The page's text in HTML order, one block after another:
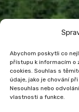
Abychom poskytli co
přístupu k informacím o
cookies. Souhlas s
údaje, jako je chování
Nesouhlas nebo
vlastnosti a funkce.
Městská
Prohlášení
Zásady